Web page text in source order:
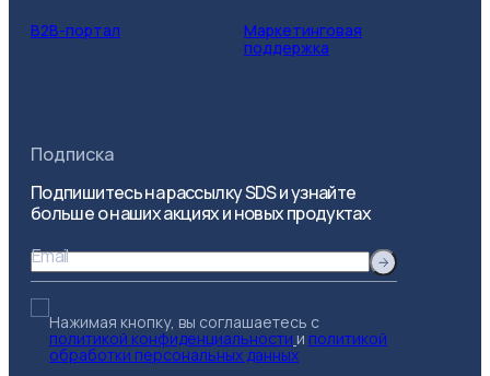
B2B-портал
Маркетинговая
поддержка
Подписка
Подпишитесь на рассылку SDS и узнайте
больше о наших акциях и новых продуктах
Email
Нажимая кнопку, вы соглашаетесь с
политикой конфиденциальности и политикой
обработки персональных данных